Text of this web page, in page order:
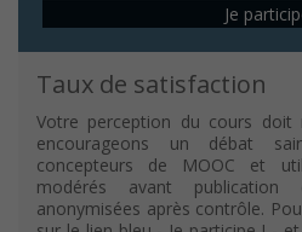
Je
Taux de satisfaction
Votre perception du cours doit
encourageons un débat
concepteurs de MOOC et
modérés avant
anonymisées après contrôle.